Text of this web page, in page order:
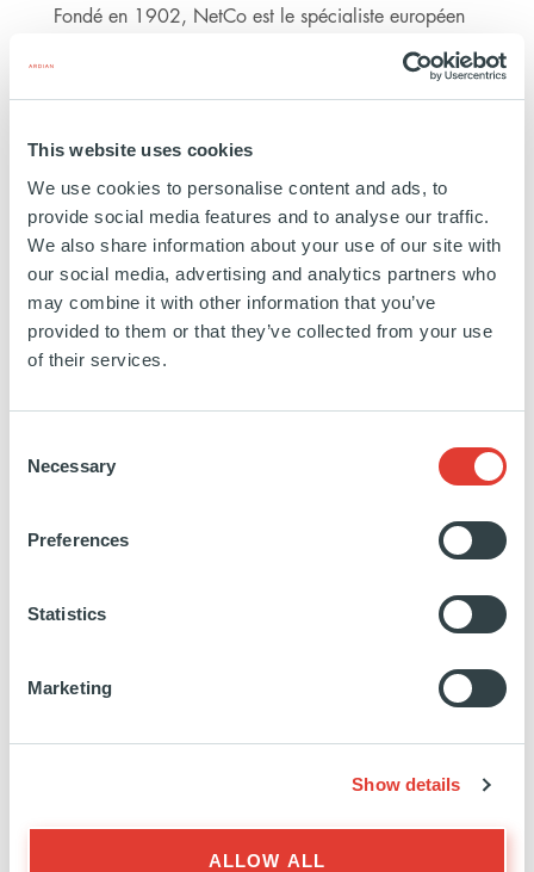
This website uses cookies
We use cookies to personalise content and ads, to
provide social media features and to analyse our traffic.
We also share information about your use of our site with
our social media, advertising and analytics partners who
may combine it with other information that you’ve
provided to them or that they’ve collected from your use
of their services.
Selection
Necessary
Preferences
Statistics
Marketing
Show details
ALLOW ALL
Fondé en 1902, NetCo est le spécialiste européen
de la conception, de la maintenance globale et de
l'entretien des systèmes de convoyage présents dans
agroalimentaire, logistique et environnement). Avec
un réseau de plus de 100 points de service, NetCo
est reconnu pour sa réactivité, son efficacité et ses
services sur mesure de haute technicité. Aujourd'hui,
plus de 950 collaborateurs travaillent dans les
différentes activités et secteurs de l'entreprise.
http://www.groupe-